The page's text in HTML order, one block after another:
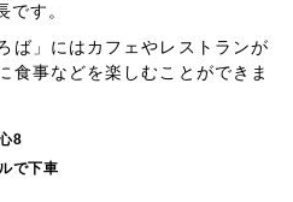
です。
ば」にはカフェやレストランが
食事などを楽しむことができま
8
で下車